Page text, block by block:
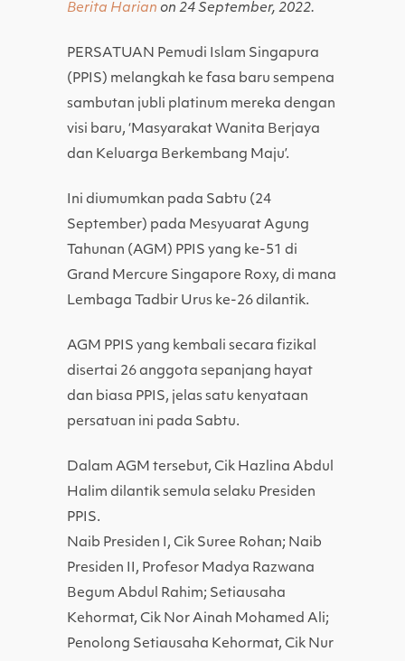
Berita Harian on 24 September, 2022.
PERSATUAN Pemudi Islam Singapura
(PPIS) melangkah ke fasa baru sempena
sambutan jubli platinum mereka dengan
visi baru, ‘Masyarakat Wanita Berjaya
dan Keluarga Berkembang Maju’.
Ini diumumkan pada Sabtu (24
September) pada Mesyuarat Agung
Tahunan (AGM) PPIS yang ke-51 di
Grand Mercure Singapore Roxy, di mana
Lembaga Tadbir Urus ke-26 dilantik.
AGM PPIS yang kembali secara fizikal
disertai 26 anggota sepanjang hayat
dan biasa PPIS, jelas satu kenyataan
persatuan ini pada Sabtu.
Dalam AGM tersebut, Cik Hazlina Abdul
Halim dilantik semula selaku Presiden
PPIS.
Naib Presiden I, Cik Suree Rohan; Naib
Presiden II, Profesor Madya Razwana
Begum Abdul Rahim; Setiausaha
Kehormat, Cik Nor Ainah Mohamed Ali;
Penolong Setiausaha Kehormat, Cik Nur